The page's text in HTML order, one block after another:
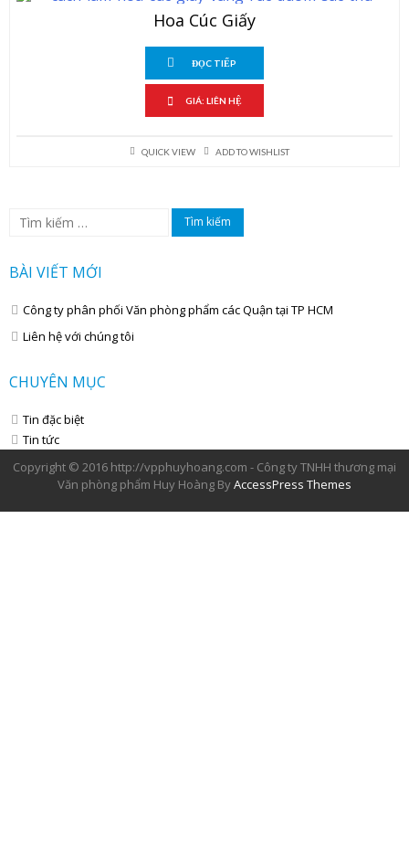
Hoa Cúc Giấy
ĐỌC TIẾP
GIÁ: LIÊN HỆ
QUICK VIEW ADD TO WISHLIST
Tìm
kiếm
BÀI VIẾT MỚI
Công ty phân phối Văn phòng phẩm các Quận tại TP HCM
Liên hệ với chúng tôi
CHUYÊN MỤC
Tin đặc biệt
Tin tức
Copyright © 2016 http://vpphuyhoang.com - Công ty TNHH thương mại
Văn phòng phẩm Huy Hoàng ByAccessPress Themes